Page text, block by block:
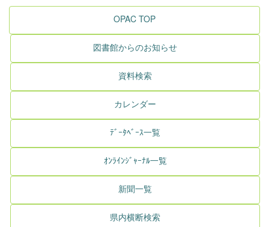
OPAC TOP
図書館からのお知らせ
資料検索
カレンダー
ﾃﾞｰﾀﾍﾞｰｽ一覧
ｵﾝﾗｲﾝｼﾞｬｰﾅﾙ一覧
新聞一覧
県内横断検索